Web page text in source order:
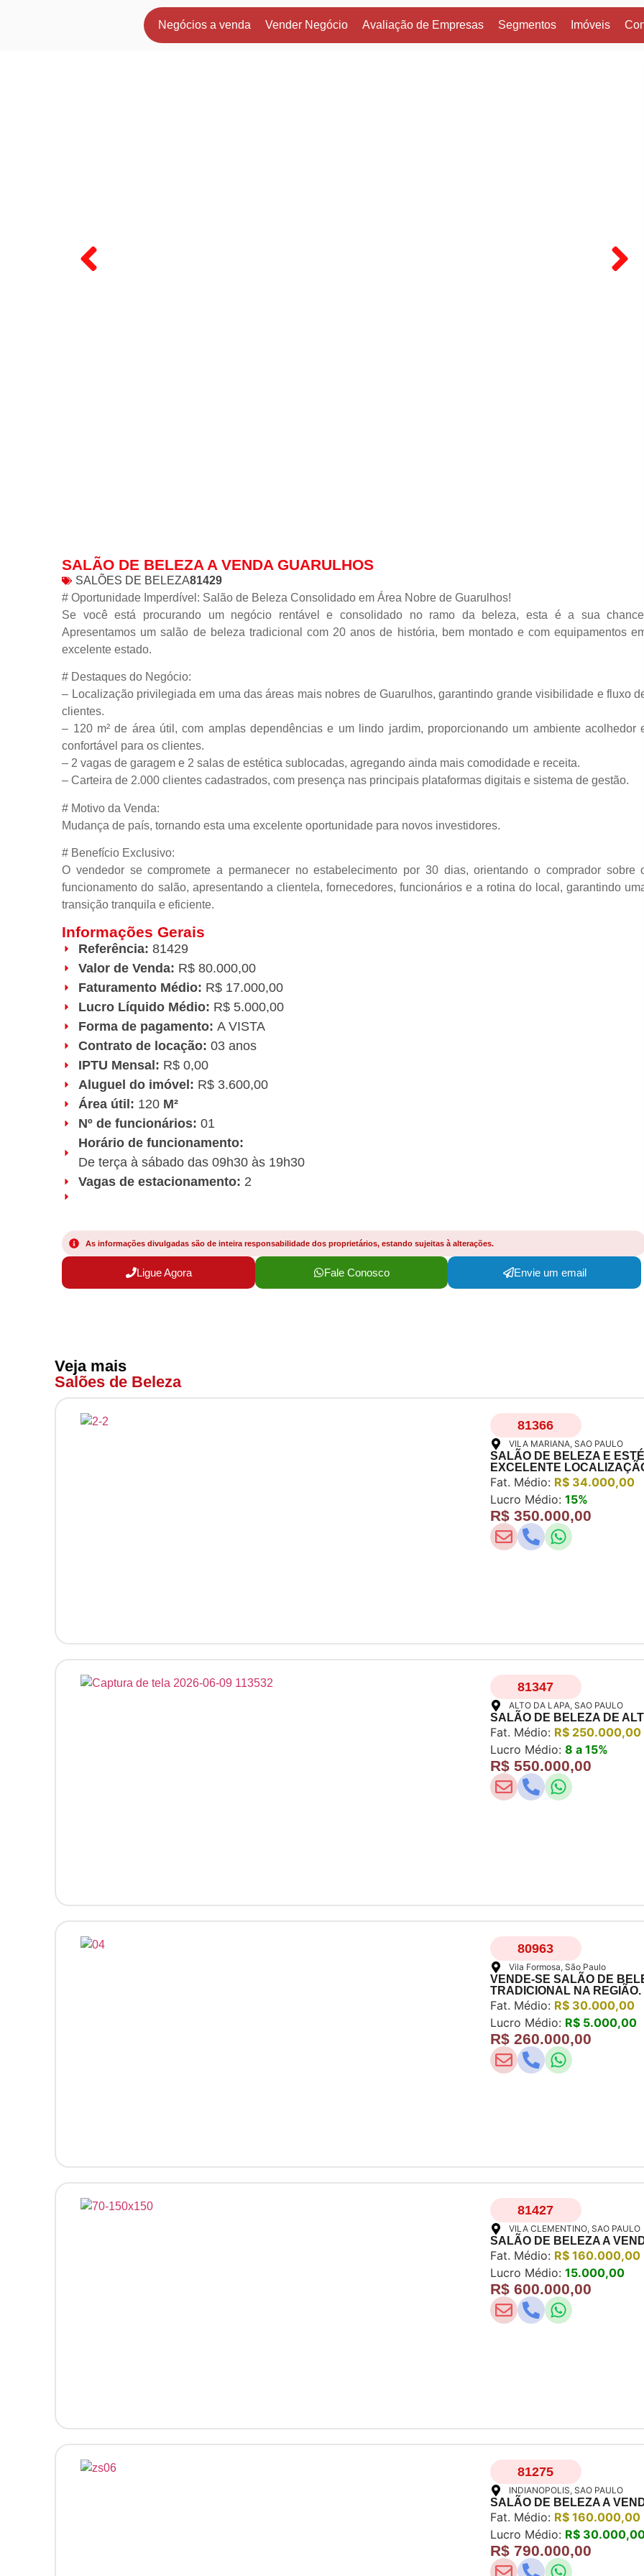
Negócios a venda Vender Negócio Avaliação de Empresas Segmentos Imóveis
SALÃO DE BELEZA A VENDA GUARULHOS
SALÕES DE BELEZA81429
# Oportunidade Imperdível: Salão de Beleza Consolidado em Área Nobre de Guarulhos!
Se você está procurando um negócio rentável e consolidado no ramo da beleza, esta é a sua
Apresentamos um salão de beleza tradicional com 20 anos de história, bem montado e com equipamentos
excelente estado.
# Destaques do Negócio:
– Localização privilegiada em uma das áreas mais nobres de Guarulhos, garantindo grande visibilidade e fluxo
clientes.
– 120 m² de área útil, com amplas dependências e um lindo jardim, proporcionando um ambiente acolhedor
confortável para os clientes.
– 2 vagas de garagem e 2 salas de estética sublocadas, agregando ainda mais comodidade e receita.
– Carteira de 2.000 clientes cadastrados, com presença nas principais plataformas digitais e sistema de gestão.
# Motivo da Venda:
Mudança de país, tornando esta uma excelente oportunidade para novos investidores.
# Benefício Exclusivo:
O vendedor se compromete a permanecer no estabelecimento por 30 dias, orientando o comprador sobre
funcionamento do salão, apresentando a clientela, fornecedores, funcionários e a rotina do local, garantindo
transição tranquila e eficiente.
Informações Gerais
Referência: 81429
Valor de Venda: R$ 80.000,00
Faturamento Médio: R$ 17.000,00
Lucro Líquido Médio: R$ 5.000,00
Forma de pagamento: A VISTA
Contrato de locação: 03 anos
IPTU Mensal: R$ 0,00
Aluguel do imóvel: R$ 3.600,00
Área útil: 120M²
Nº de funcionários: 01
Horário de funcionamento:
De terça à sábado das 09h30 às 19h30
Vagas de estacionamento: 2
As informações divulgadas são de inteira responsabilidade dos proprietários, estando sujeitas à alterações.
Ligue Agora Fale Conosco Envie um email
Veja mais
Salões de Beleza
81366
VILA MARIANA, SAO PAULO
SALÃO DE BELEZA E
EXCELENTE
Fat. Médio: R$ 34.000,00
Lucro Médio: 15%
R$ 350.000,00
81347
ALTO DA LAPA, SAO PAULO
SALÃO DE BELEZA DE
Fat. Médio: R$ 250.000,00
Lucro Médio: 8 a 15%
R$ 550.000,00
80963
Vila Formosa, São Paulo
VENDE-SE SALÃO DE
TRADICIONAL NA REGIÃO.
Fat. Médio: R$ 30.000,00
Lucro Médio: R$ 5.000,00
R$ 260.000,00
81427
VILA CLEMENTINO, SAO PAULO
SALÃO DE BELEZA A
Fat. Médio: R$ 160.000,00
Lucro Médio: 15.000,00
R$ 600.000,00
81275
INDIANOPOLIS, SAO PAULO
SALÃO DE BELEZA A
Fat. Médio: R$ 160.000,00
Lucro Médio: R$
R$ 790.000,00